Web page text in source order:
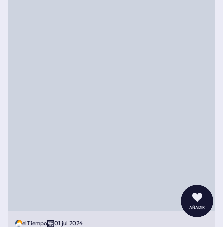
añadir
elTiempo 01 jul 2024